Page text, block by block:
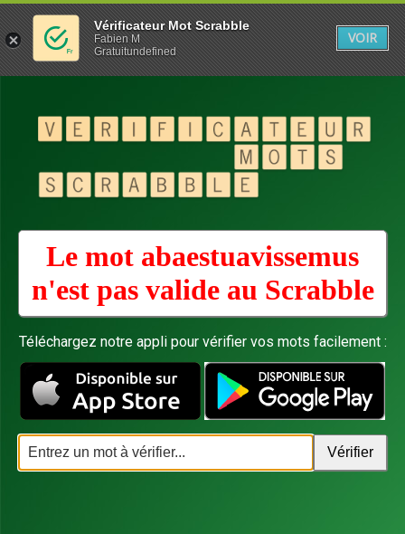
Le mot abaestuavissemus
n'est pas valide au Scrabble
Téléchargez notre appli pour vérifier vos mots facilement :
Vérificateur Mot Scrabble
Fabien M
Gratuitundefined
VOIR